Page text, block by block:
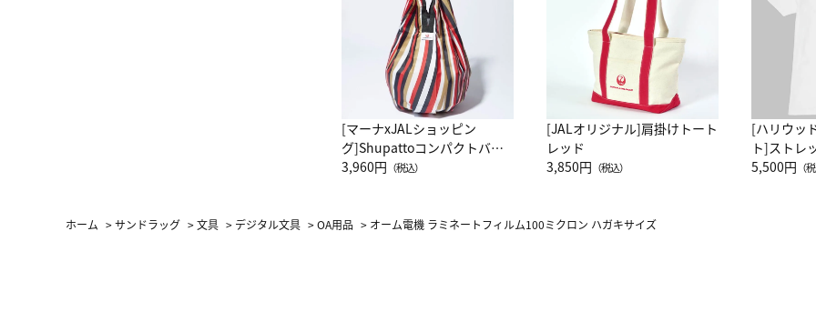
[マーナxJALショッピン
グ]Shupattoコンパクトバッ
グ Drop JAL客室乗務員
3,960円 （税込）
[JALオリジナル]肩掛けトート
レッド
3,850円 （税込）
[ハリウッ
ト]ストレ
ーネック
5,500円 （
ホーム >サンドラッグ >文具 > デジタル文具 >OA用品 > オーム電機 ラミネートフィルム100ミクロン ハガキサイズ